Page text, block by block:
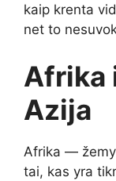
kaip krenta
net to
Afrika
Azija
Afrika —
tai, kas yra